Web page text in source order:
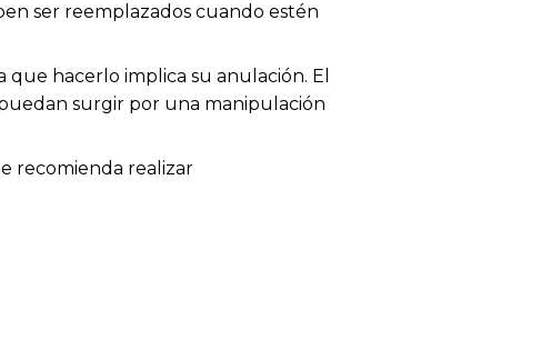
ser reemplazados cuando estén
hacerlo implica su anulación. El
surgir por una manipulación
recomienda realizar